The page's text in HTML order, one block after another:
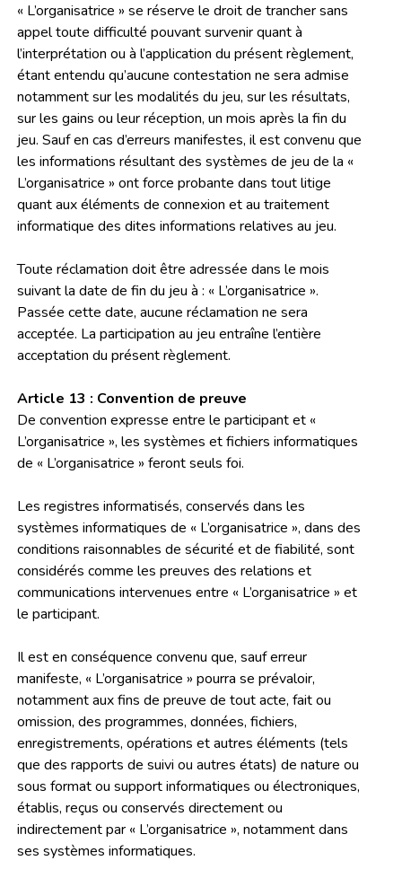
« L’organisatrice » se réserve le droit de trancher sans
appel toute difficulté pouvant survenir quant à
l’interprétation ou à l’application du présent règlement,
étant entendu qu’aucune contestation ne sera admise
notamment sur les modalités du jeu, sur les résultats,
sur les gains ou leur réception, un mois après la fin du
jeu. Sauf en cas d’erreurs manifestes, il est convenu que
les informations résultant des systèmes de jeu de la «
L’organisatrice » ont force probante dans tout litige
quant aux éléments de connexion et au traitement
informatique des dites informations relatives au jeu.
Toute réclamation doit être adressée dans le mois
suivant la date de fin du jeu à : « L’organisatrice ».
Passée cette date, aucune réclamation ne sera
acceptée. La participation au jeu entraîne l’entière
acceptation du présent règlement.
Article 13 : Convention de preuve
De convention expresse entre le participant et «
L’organisatrice », les systèmes et fichiers informatiques
de « L’organisatrice » feront seuls foi.
Les registres informatisés, conservés dans les
systèmes informatiques de « L’organisatrice », dans des
conditions raisonnables de sécurité et de fiabilité, sont
considérés comme les preuves des relations et
communications intervenues entre « L’organisatrice » et
le participant.
Il est en conséquence convenu que, sauf erreur
manifeste, « L’organisatrice » pourra se prévaloir,
notamment aux fins de preuve de tout acte, fait ou
omission, des programmes, données, fichiers,
enregistrements, opérations et autres éléments (tels
que des rapports de suivi ou autres états) de nature ou
sous format ou support informatiques ou électroniques,
établis, reçus ou conservés directement ou
indirectement par « L’organisatrice », notamment dans
ses systèmes informatiques.